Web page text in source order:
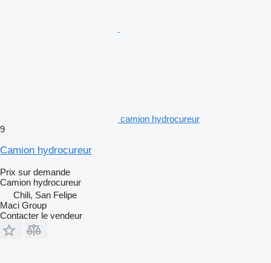
camion hydrocureur
9
Camion hydrocureur
Prix sur demande
Camion hydrocureur
Chili, San Felipe
Maci Group
Contacter le vendeur